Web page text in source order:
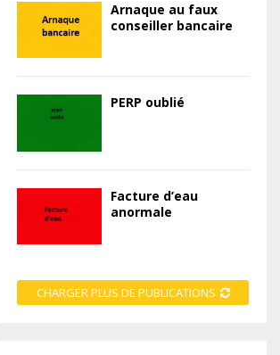
Arnaque au faux
conseiller bancaire
PERP oublié
Facture d’eau
anormale
CHARGER PLUS DE PUBLICATIONS